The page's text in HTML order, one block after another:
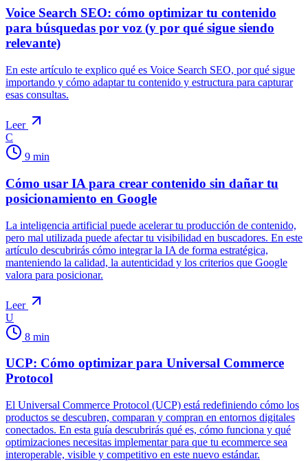
Voice Search SEO: cómo optimizar tu contenido
para búsquedas por voz (y por qué sigue siendo
relevante)
En este artículo te explico qué es Voice Search SEO, por qué sigue
importando y cómo adaptar tu contenido y estructura para capturar
esas consultas.
Leer
C
9 min
Cómo usar IA para crear contenido sin dañar tu
posicionamiento en Google
La inteligencia artificial puede acelerar tu producción de contenido,
pero mal utilizada puede afectar tu visibilidad en buscadores. En este
artículo descubrirás cómo integrar la IA de forma estratégica,
manteniendo la calidad, la autenticidad y los criterios que Google
valora para posicionar.
Leer
U
8 min
UCP: Cómo optimizar para Universal Commerce
Protocol
El Universal Commerce Protocol (UCP) está redefiniendo cómo los
productos se descubren, comparan y compran en entornos digitales
conectados. En esta guía descubrirás qué es, cómo funciona y qué
optimizaciones necesitas implementar para que tu ecommerce sea
interoperable, visible y competitivo en este nuevo estándar.